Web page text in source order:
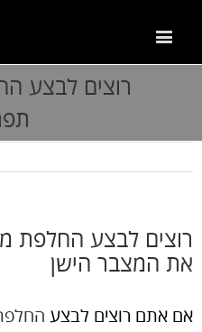
רוצים לבצע
רוצים לבצע החלפת
את המצבר הישן
אם אתם רוצים לבצע